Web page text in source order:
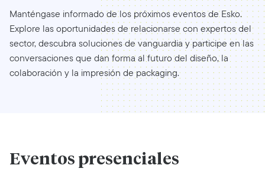
Manténgase informado de los próximos eventos de Esko.
Explore las oportunidades de relacionarse con expertos del
sector, descubra soluciones de vanguardia y participe en las
conversaciones que dan forma al futuro del diseño, la
colaboración y la impresión de packaging.
Eventos presenciales